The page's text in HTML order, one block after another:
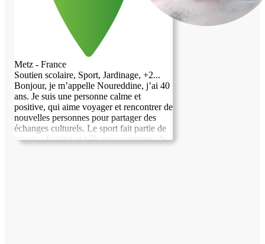
Metz - France
Soutien scolaire, Sport, Jardinage, +2...
Bonjour, je m’appelle Noureddine, j’ai 40
ans. Je suis une personne calme et
positive, qui aime voyager et rencontrer de
nouvelles personnes pour partager des
échanges culturels. Le sport fait partie de
ma vie : footing et vélo me permettent de